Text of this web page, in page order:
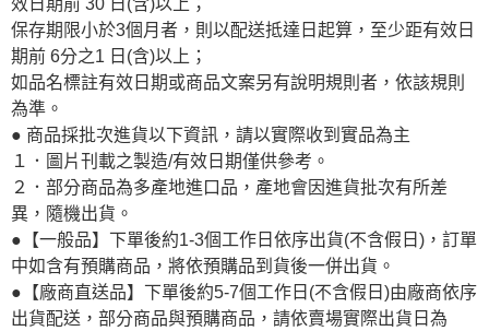
保存期限小於3個月者，則以配送抵達日起算，至少距有效日
期前 6分之1 日(含)以上；
如品名標註有效日期或商品文案另有說明規則者，依該規則
為準。
● 商品採批次進貨以下資訊，請以實際收到實品為主
１．圖片刊載之製造/有效日期僅供參考。
２．部分商品為多產地進口品，產地會因進貨批次有所差
異，隨機出貨。
●【一般品】下單後約1-3個工作日依序出貨(不含假日)，訂單
中如含有預購商品，將依預購品到貨後一併出貨。
●【廠商直送品】下單後約5-7個工作日(不含假日)由廠商依序
出貨配送，部分商品與預購商品，請依賣場實際出貨日為